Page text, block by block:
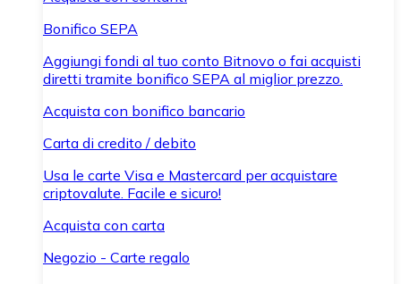
Bonifico SEPA
Aggiungi fondi al tuo conto Bitnovo o fai acquisti
diretti tramite bonifico SEPA al miglior prezzo.
Acquista con bonifico bancario
Carta di credito / debito
Usa le carte Visa e Mastercard per acquistare
criptovalute. Facile e sicuro!
Acquista con carta
Negozio - Carte regalo